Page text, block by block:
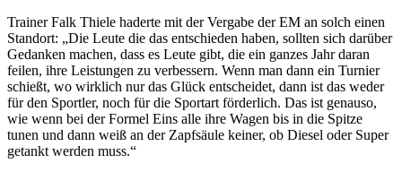
Trainer Falk Thiele haderte mit der Vergabe der EM an solch einen
Standort: „Die Leute die das entschieden haben, sollten sich darüber
Gedanken machen, dass es Leute gibt, die ein ganzes Jahr daran
feilen, ihre Leistungen zu verbessern. Wenn man dann ein Turnier
schießt, wo wirklich nur das Glück entscheidet, dann ist das weder
für den Sportler, noch für die Sportart förderlich. Das ist genauso,
wie wenn bei der Formel Eins alle ihre Wagen bis in die Spitze
tunen und dann weiß an der Zapfsäule keiner, ob Diesel oder Super
getankt werden muss.“